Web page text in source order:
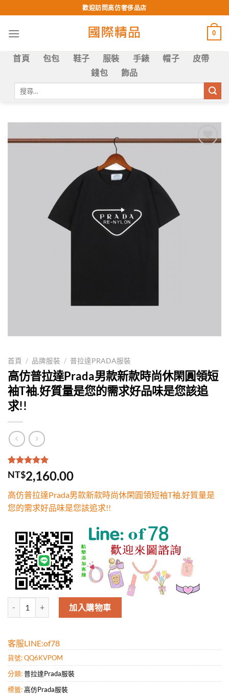
to
content
歡迎訪問高仿奢侈品店
0
首頁 包包 鞋子 服裝 手錶 帽子
皮帶
錢包
飾品
首頁 / 品牌服裝 / 普拉達PRADA服裝
高仿普拉達Prada男款新款時尚休閑圓領短
袖T袖.好質量是您的需求好品味是您該追
求!!
評分5.00 /
5，已有
1
位
分
NT$2,160.00
高仿普拉達Prada男款新款時尚休閑圓領短袖T袖.好質量是
您的需求好品味是您該追求!!
高仿普拉達Prada男款新款時尚休閑圓領短袖T袖.好質量是您的需求
加入購物車
客服LINE:of78
貨號:QQ6KVPOM
分類:普拉達Prada服裝
標籤:高仿Prada服裝